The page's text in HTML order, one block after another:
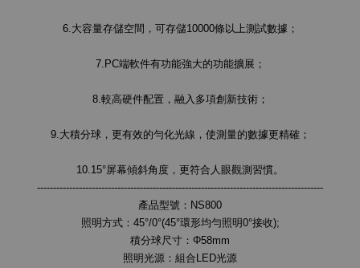
6.大容量存儲空間，可存儲10000條以上測試數據；
7.PC端軟件有功能強大的功能擴展；
8.較高硬件配置，融入多項創新技術；
9.大積分球，更有效的勻化光線，使測量的數據更精確；
10.15°屏幕傾斜角度，更符合人眼觀測習慣。
-----------------------------------------------------------------------------------------
產品型號：NS800
照明方式：45°/0°(45°環形均勻照明0°接收);
積分球尺寸：Φ58mm
照明光源：組合LED光源